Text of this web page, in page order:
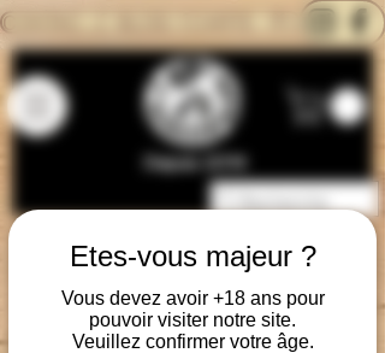
Etes-vous majeur ?
Vous devez avoir +18 ans pour
pouvoir visiter notre site.
Veuillez confirmer votre âge.
Depuis 2014